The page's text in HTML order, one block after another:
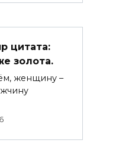
цитата:
золота.
женщину –